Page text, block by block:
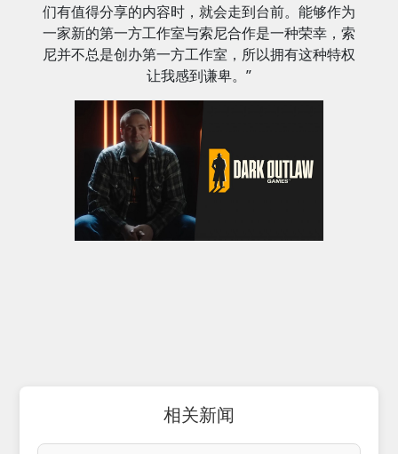
们有值得分享的内容时，就会走到台前。能够作为
一家新的第一方工作室与索尼合作是一种荣幸，索
尼并不总是创办第一方工作室，所以拥有这种特权
让我感到谦卑。”
相关新闻